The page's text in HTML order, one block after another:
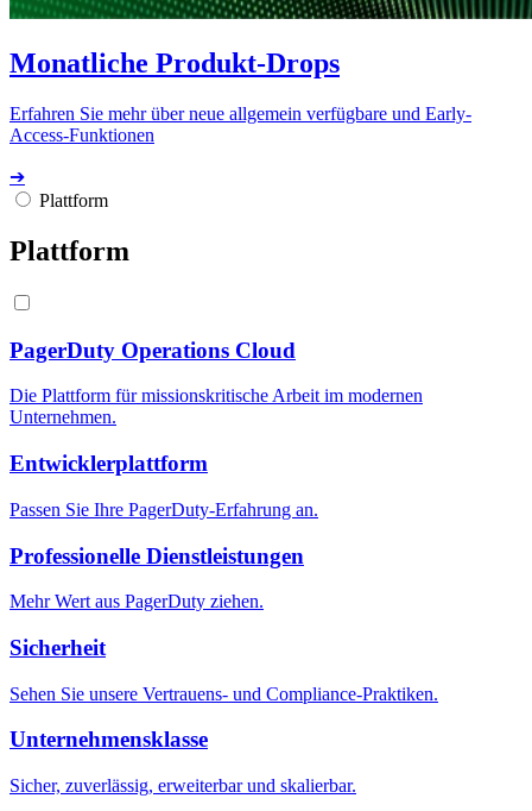
Monatliche Produkt-Drops
Erfahren Sie mehr über neue allgemein verfügbare und Early-
Access-Funktionen
➔
Plattform
Plattform
PagerDuty Operations Cloud
Die Plattform für missionskritische Arbeit im modernen
Unternehmen.
Entwicklerplattform
Passen Sie Ihre PagerDuty-Erfahrung an.
Professionelle Dienstleistungen
Mehr Wert aus PagerDuty ziehen.
Sicherheit
Sehen Sie unsere Vertrauens- und Compliance-Praktiken.
Unternehmensklasse
Sicher, zuverlässig, erweiterbar und skalierbar.